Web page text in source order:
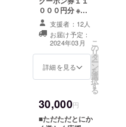
ンします ・掲載
期間：新店舗
オープンから
12ヶ月 ※オープ
ン日が遅れる場
合があります。
その場合は終了
日も後倒しとな
ります。 ※公序
容はお受けでき
ませんのでご了
承ください。
載を希望される
お名前をご記入
ください ・1
ページに支援者
様のロゴもしく
はお名前を並べ
ます。可読性が
悪くなるほど集
る事も考慮して
います。ロゴの
０００円分 ※１
０００円×１１枚
で送らせていた
だきます。 ※発
行日より１年間
有効 ※おつりは
出ませんのでご
支援者：12人
お届け予定：
2024年03月
詳細を見る
こ
の
リ
タ
ー
ン
を
選
択
す
る
30,000円
■ただただとにか